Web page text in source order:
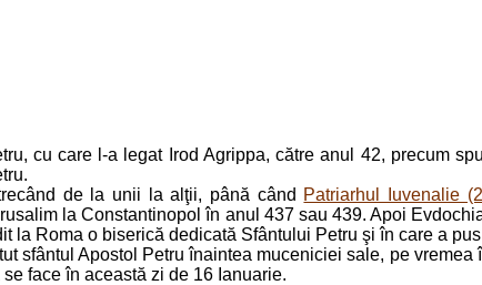
cu care l-a legat Irod Agrippa, către anul 42, precum
de la unii la alţii, până când Patriarhul Iuvenalie
la Constantinopol în anul 437 sau 439. Apoi
la Roma o biserică dedicată Sfântului Petru şi în care a
sfântul Apostol Petru înaintea muceniciei sale, pe
face în această zi de 16 Ianuarie.